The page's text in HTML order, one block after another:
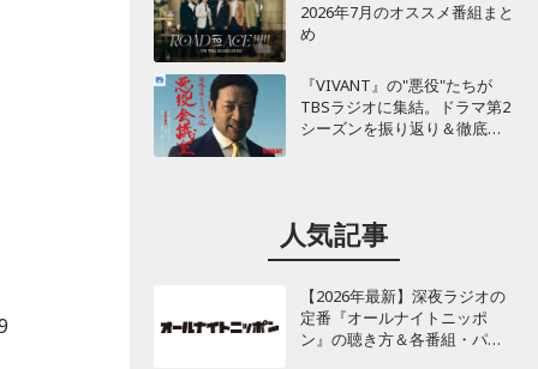
2026年7月のオススメ番組まと
め
『VIVANT』の"悪役"たちが
TBSラジオに集結。ドラマ第2
シーズンを振り返り＆徹底考
人気記事
【2026年最新】深夜ラジオの
定番『オールナイトニッポ
ン』の聴き方＆各番組・パー